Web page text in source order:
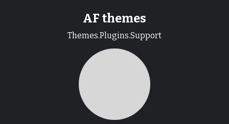
AF themes
Themes.Plugins.Support